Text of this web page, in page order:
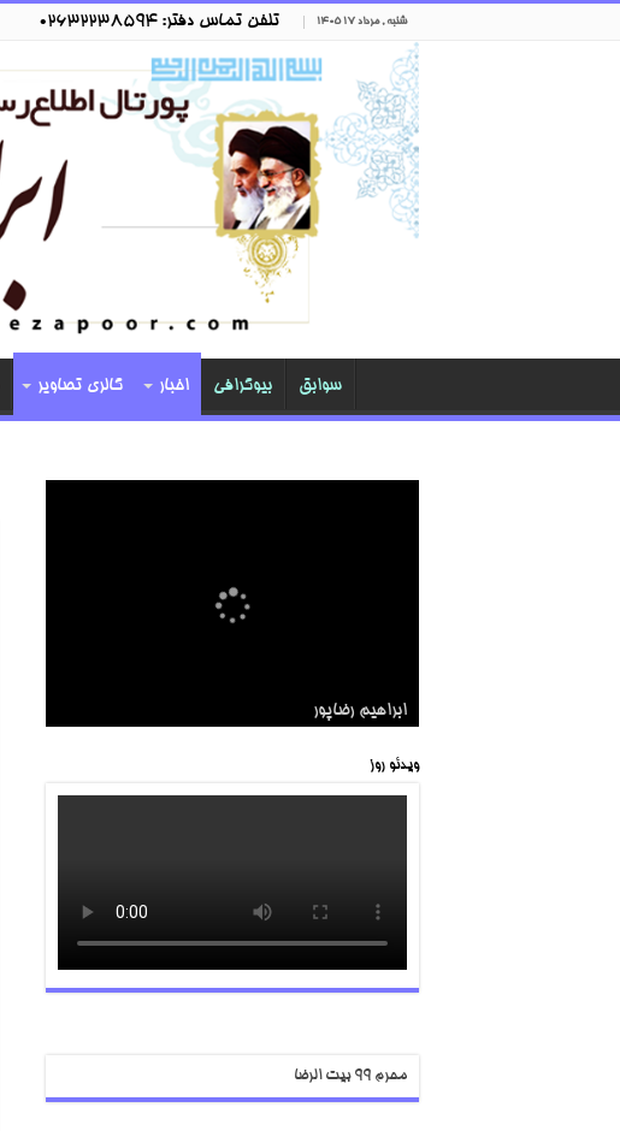
شنبه , مرداد ۱۷ ۱۴۰۵ تلفن تماس دفتر: ۰۲۶۳۲۲۳۸۵۹۴
سوابق بیوگرافی اخبار گالری تصاویر
ابراهيم رضاپور
ویدئو روز
محرم ۹۹ بیت الرضا